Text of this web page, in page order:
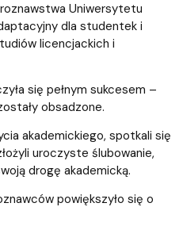
Uniwersytetu
dla studentek i
licencjackich i
się pełnym sukcesem –
obsadzone.
akademickiego, spotkali się
uroczyste ślubowanie,
drogę akademicką.
powiększyło się o